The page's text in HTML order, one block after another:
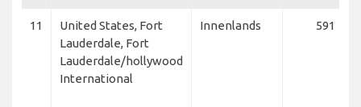
11
United States, Fort
Lauderdale, Fort
Lauderdale/hollywood
International
Innenlands 591